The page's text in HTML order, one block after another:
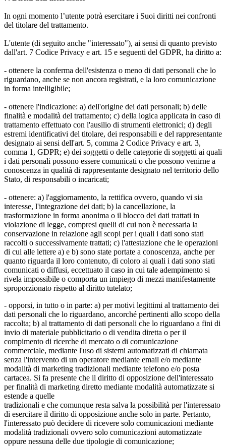
In ogni momento l’utente potrà esercitare i Suoi diritti nei confronti
del titolare del trattamento.
L'utente (di seguito anche "interessato"), ai sensi di quanto previsto
dall'art. 7 Codice Privacy e art. 15 e seguenti del GDPR, ha diritto a:
- ottenere la conferma dell'esistenza o meno di dati personali che lo
riguardano, anche se non ancora registrati, e la loro comunicazione
in forma intelligibile;
- ottenere l'indicazione: a) dell'origine dei dati personali; b) delle
finalità e modalità del trattamento; c) della logica applicata in caso di
trattamento effettuato con l'ausilio di strumenti elettronici; d) degli
estremi identificativi del titolare, dei responsabili e del rappresentante
designato ai sensi dell'art. 5, comma 2 Codice Privacy e art. 3,
comma 1, GDPR; e) dei soggetti o delle categorie di soggetti ai quali
i dati personali possono essere comunicati o che possono venirne a
conoscenza in qualità di rappresentante designato nel territorio dello
Stato, di responsabili o incaricati;
- ottenere: a) l'aggiornamento, la rettifica ovvero, quando vi sia
interesse, l'integrazione dei dati; b) la cancellazione, la
trasformazione in forma anonima o il blocco dei dati trattati in
violazione di legge, compresi quelli di cui non è necessaria la
conservazione in relazione agli scopi per i quali i dati sono stati
raccolti o successivamente trattati; c) l'attestazione che le operazioni
di cui alle lettere a) e b) sono state portate a conoscenza, anche per
quanto riguarda il loro contenuto, di coloro ai quali i dati sono stati
comunicati o diffusi, eccettuato il caso in cui tale adempimento si
rivela impossibile o comporta un impiego di mezzi manifestamente
sproporzionato rispetto al diritto tutelato;
- opporsi, in tutto o in parte: a) per motivi legittimi al trattamento dei
dati personali che lo riguardano, ancorché pertinenti allo scopo della
raccolta; b) al trattamento di dati personali che lo riguardano a fini di
invio di materiale pubblicitario o di vendita diretta o per il
compimento di ricerche di mercato o di comunicazione
commerciale, mediante l'uso di sistemi automatizzati di chiamata
senza l'intervento di un operatore mediante email e/o mediante
modalità di marketing tradizionali mediante telefono e/o posta
cartacea. Si fa presente che il diritto di opposizione dell'interessato
per finalità di marketing diretto mediante modalità automatizzate si
estende a quelle
tradizionali e che comunque resta salva la possibilità per l'interessato
di esercitare il diritto di opposizione anche solo in parte. Pertanto,
l'interessato può decidere di ricevere solo comunicazioni mediante
modalità tradizionali ovvero solo comunicazioni automatizzate
oppure nessuna delle due tipologie di comunicazione;